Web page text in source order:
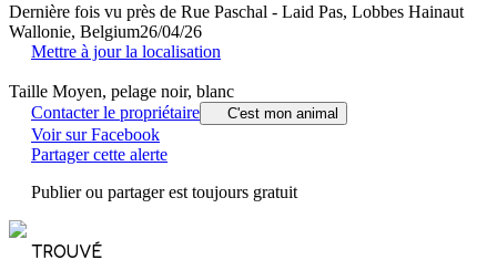
Dernière fois vu près de Rue Paschal - Laid Pas, Lobbes Hainaut
Wallonie, Belgium26/04/26
Mettre à jour la localisation
Taille Moyen, pelage noir, blanc
Contacter le propriétaire
C'est mon animal
Voir sur Facebook
Partager cette alerte
Publier ou partager est toujours gratuit
TROUVÉ